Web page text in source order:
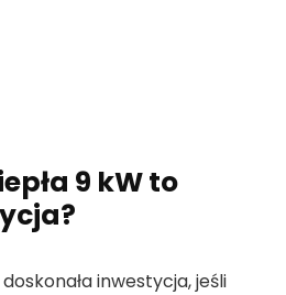
9 kW to
inwestycja, jeśli